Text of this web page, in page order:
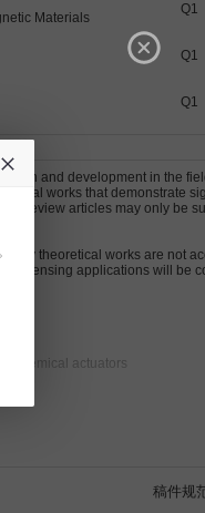
Materials
Q1
Q1
Q1
and development in the
works that demonstrate
Review articles may only be
theoretical works are not
Sensing applications will be
chemical actuators
稿件规